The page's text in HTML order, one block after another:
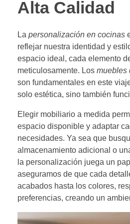
Alta Calidad
La personalización en cocinas
reflejar nuestra identidad y
espacio ideal, cada elemento
meticulosamente. Los muebles
son fundamentales en este
solo estética, sino también
Elegir mobiliario a medida
espacio disponible y adaptar
necesidades. Ya sea que
almacenamiento adicional o
la personalización juega un
aseguramos de que cada
acabados hasta los colores,
preferencias, creando un